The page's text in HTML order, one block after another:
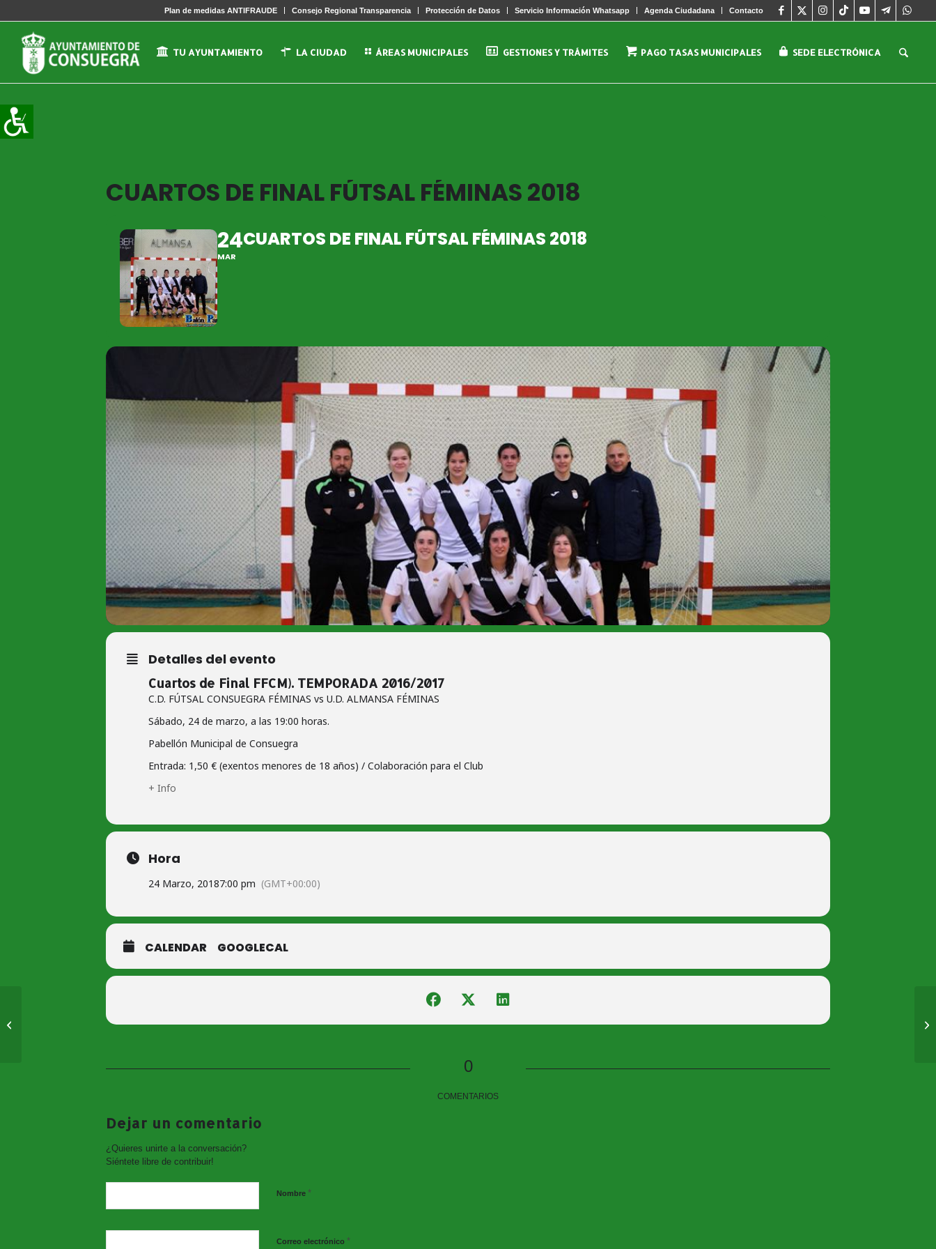
Plan de medidas ANTIFRAUDE Consejo Regional Transparencia Protección de Datos Servicio Información Whatsapp Agenda Ciudadana Contacto
TU AYUNTAMIENTO LA CIUDAD ÁREAS MUNICIPALES GESTIONES Y TRÁMITES PAGO TASAS MUNICIPALES SEDE ELECTRÓNICA
CUARTOS DE FINAL FÚTSAL FÉMINAS 2018
24
MAR
CUARTOS DE FINAL FÚTSAL FÉMINAS 2018
Detalles del evento
Cuartos de Final FFCM). TEMPORADA 2016/2017
C.D. FÚTSAL CONSUEGRA FÉMINAS vs U.D. ALMANSA FÉMINAS
Sábado, 24 de marzo, a las 19:00 horas.
Pabellón Municipal de Consuegra
Entrada: 1,50 € (exentos menores de 18 años) / Colaboración para el Club
+ Info
Hora
24 Marzo, 20187:00 pm (GMT+00:00)
CALENDAR GOOGLECAL
0
COMENTARIOS
Dejar un comentario
¿Quieres unirte a la conversación?
Siéntete libre de contribuir!
Nombre *
Correo electrónico *